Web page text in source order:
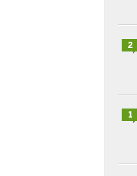
2
1